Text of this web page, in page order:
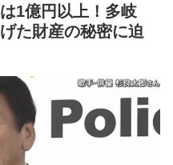
1億円以上！多岐
た財産の秘密に迫